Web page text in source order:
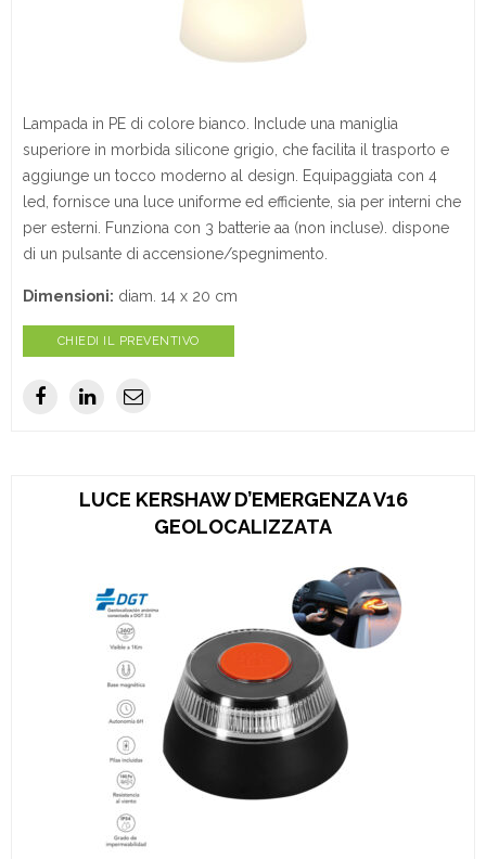
Lampada in PE di colore bianco. Include una maniglia
superiore in morbida silicone grigio, che facilita il trasporto e
aggiunge un tocco moderno al design. Equipaggiata con 4
led, fornisce una luce uniforme ed efficiente, sia per interni che
per esterni. Funziona con 3 batterie aa (non incluse). dispone
di un pulsante di accensione/spegnimento.
Dimensioni: diam. 14 x 20 cm
CHIEDI IL PREVENTIVO
LUCE KERSHAW D’EMERGENZA V16
GEOLOCALIZZATA